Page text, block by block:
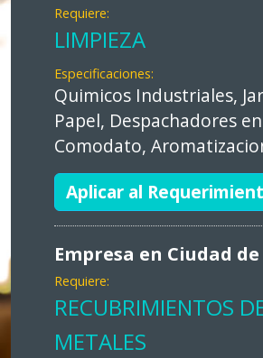
Requiere:
LIMPIEZA
Especificaciones:
Quimicos Industriales,
Papel, Despachadores en
Comodato,
Aplicar al
Empresa en Ciudad
Requiere:
RECUBRIMIENTOS
METALES